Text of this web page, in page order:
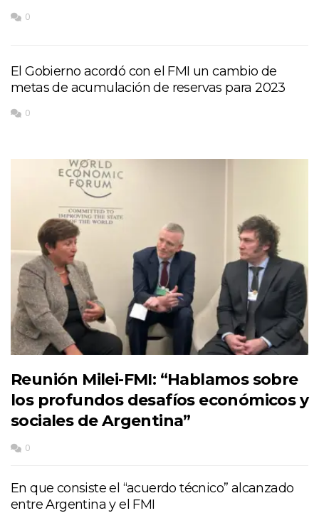
0
El Gobierno acordó con el FMI un cambio de
metas de acumulación de reservas para 2023
0
Reunión Milei-FMI: “Hablamos sobre
los profundos desafíos económicos y
sociales de Argentina”
0
En que consiste el “acuerdo técnico” alcanzado
entre Argentina y el FMI